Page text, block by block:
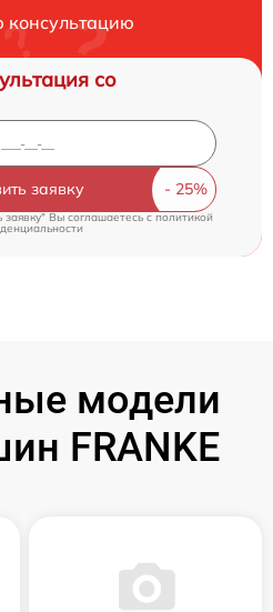
консультацию
со
заявку
Вы соглашаетесь cполитикой
модели
FRANKE